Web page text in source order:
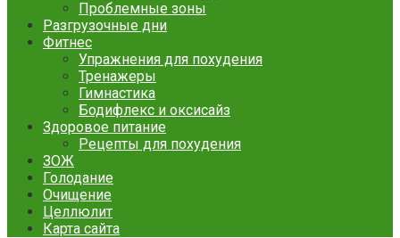
Проблемные зоны
Разгрузочные дни
Фитнес
Упражнения для похудения
Тренажеры
Гимнастика
Бодифлекс и оксисайз
Здоровое питание
Рецепты для похудения
ЗОЖ
Голодание
Очищение
Целлюлит
Карта сайта